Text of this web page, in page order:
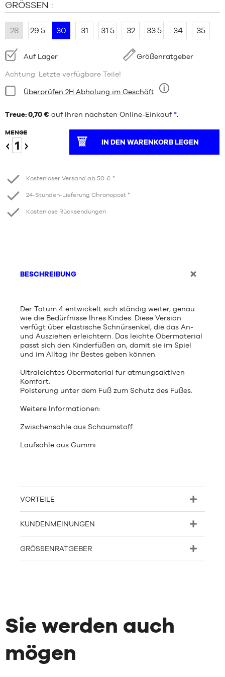
GRÖSSEN :
28 29.5 30 31 31.5 32 33.5 34 35
Verfügbarkeit:
Auf Lager Größenratgeber
Achtung: Letzte verfügbare Teile!
Bedingung:
Neun
Überprüfen 2H Abholung im Geschäft
Treue: 0,70 € auf Ihren nächsten Online-Einkauf *.
MENGE
IN DEN WARENKORB LEGEN
Kostenloser Versand ab 50 € *
24-Stunden-Lieferung Chronopost *
Kostenlose Rücksendungen
BESCHREIBUNG
Der Tatum 4 entwickelt sich ständig weiter, genau
wie die Bedürfnisse Ihres Kindes. Diese Version
verfügt über elastische Schnürsenkel, die das An-
und Ausziehen erleichtern. Das leichte Obermaterial
passt sich den Kinderfüßen an, damit sie im Spiel
und im Alltag ihr Bestes geben können.
Ultraleichtes Obermaterial für atmungsaktiven
Komfort.
Polsterung unter dem Fuß zum Schutz des Fußes.
Weitere Informationen:
Zwischensohle aus Schaumstoff
Laufsohle aus Gummi
VORTEILE
KUNDENMEINUNGEN
GRÖSSENRATGEBER
Sie werden auch
mögen